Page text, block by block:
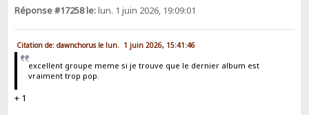
Réponse #17258 le:lun. 1 juin 2026, 19:09:01
Citation de: dawnchorus le lun. 1 juin 2026, 15:41:46
excellent groupe meme si je trouve que le dernier album est
vraiment trop pop.
+ 1